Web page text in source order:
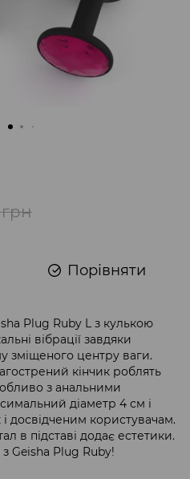
грн
Порівняти
Plug Ruby L з кулькою
вібрації завдяки
зміщеного центру ваги.
кінчик роблять
з анальними
діаметр 4 см і
і досвідченим користувачам.
в підставі додає естетики.
з Geisha Plug Ruby!